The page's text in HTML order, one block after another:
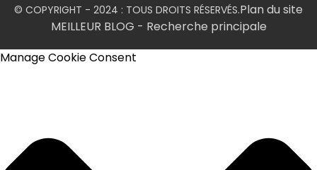
© COPYRIGHT - 2024 : TOUS DROITS RÉSERVÉS.Plan du site
MEILLEUR BLOG - Recherche principale
Manage Cookie Consent